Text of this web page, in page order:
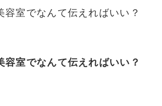
室でなんて伝えればいい？
室でなんて伝えればいい？